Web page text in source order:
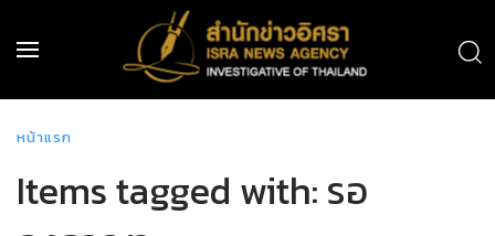
หน้าแรก
Items tagged with: รอ